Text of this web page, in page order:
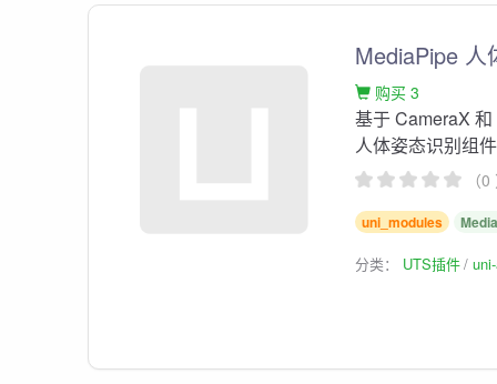
MediaPipe 人
购买 3
基于 CameraX
人体姿态识别组
（
uni_modules
分类： UTS插件